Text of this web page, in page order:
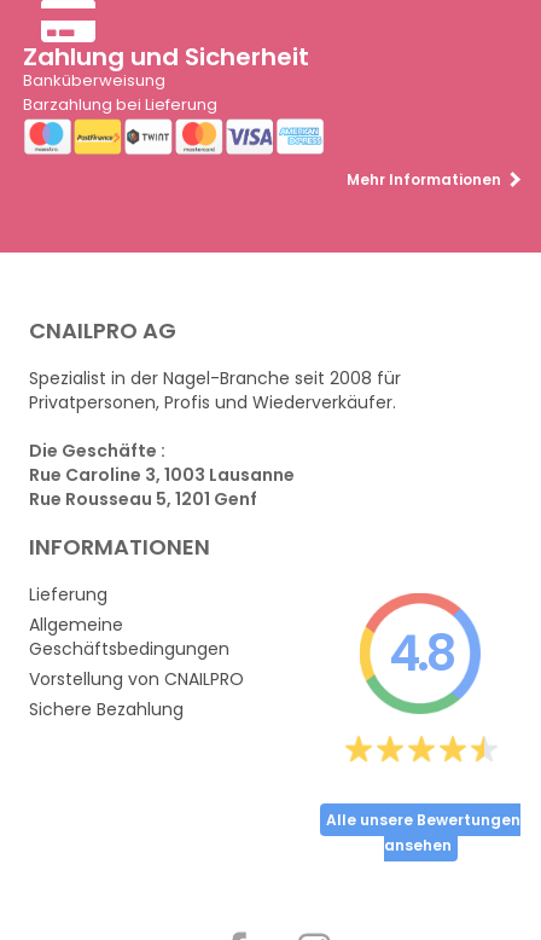
Zahlung und Sicherheit
Banküberweisung
Barzahlung bei Lieferung
Mehr Informationen
CNAILPRO AG
Spezialist in der Nagel-Branche seit 2008 für
Privatpersonen, Profis und Wiederverkäufer.
Die Geschäfte :
Rue Caroline 3, 1003 Lausanne
Rue Rousseau 5, 1201 Genf
INFORMATIONEN
Lieferung
Allgemeine
Geschäftsbedingungen
Vorstellung von CNAILPRO
Sichere Bezahlung
4.8
Alle unsere Bewertungen
ansehen